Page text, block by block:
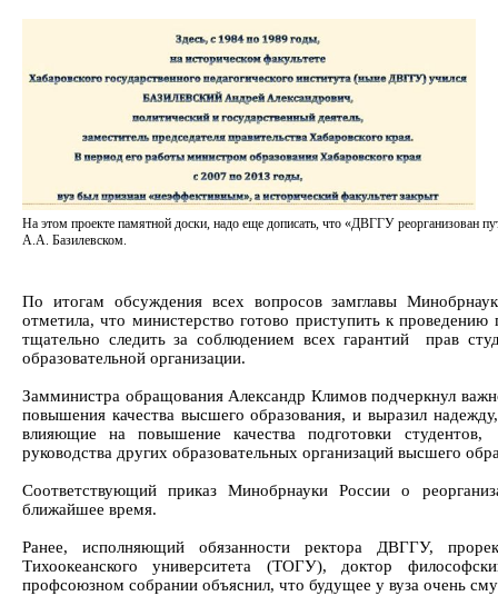
На этом проекте памятной доски, надо еще дописать, что «ДВГГУ реорганизован
А.А. Базилевском.
По итогам обсуждения всех вопросов замглавы
отметила, что министерство готово приступить к проведению
тщательно следить за соблюдением всех гарантий прав
образовательной организации.
Замминистра обращования Александр Климов подчеркнул
повышения качества высшего образования, и выразил
влияющие на повышение качества подготовки
руководства других образовательных организаций высшего
Соответствующий приказ Минобрнауки России о
ближайшее время.
Ранее, исполняющий обязанности ректора ДВГГУ,
Тихоокеанского университета (ТОГУ), доктор
профсоюзном собрании объяснил, что будущее у вуза очень